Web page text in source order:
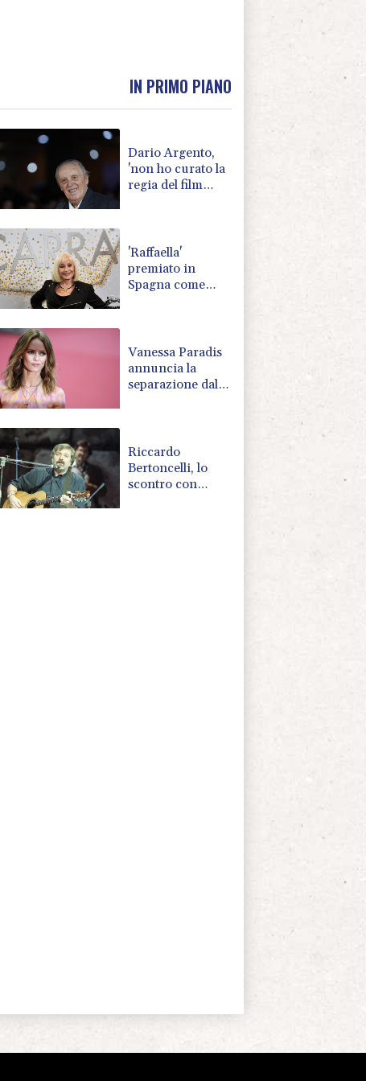
IN PRIMO PIANO
Dario Argento,
'non ho curato la
regia del film
'Raffaella'
premiato in
Spagna come
Vanessa Paradis
annuncia la
separazione dallo
Riccardo
Bertoncelli, lo
scontro con